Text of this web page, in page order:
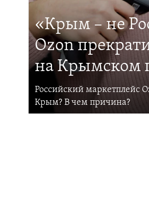
«Крым – не
Ozon
на Крымском
Российский маркетплейс
Крым? В чем причина?